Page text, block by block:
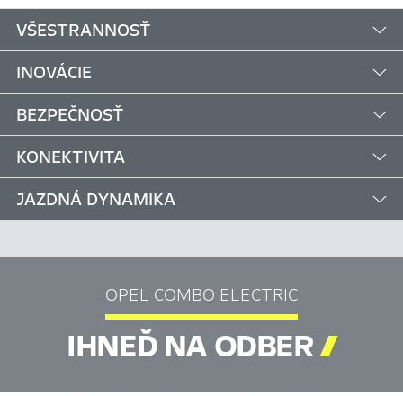
VŠESTRANNOSŤ
INOVÁCIE
BEZPEČNOSŤ
KONEKTIVITA
JAZDNÁ DYNAMIKA
OPEL COMBO ELECTRIC
IHNEĎ NA ODBER